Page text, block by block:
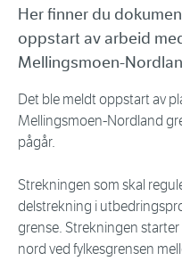
Her finner du
oppstart av arbeid
Mellingsmoen-
Det ble meldt oppstart av
Mellingsmoen-Nordland
pågår.
Strekningen som skal
delstrekning i
grense. Strekningen
nord ved fylkesgrensen